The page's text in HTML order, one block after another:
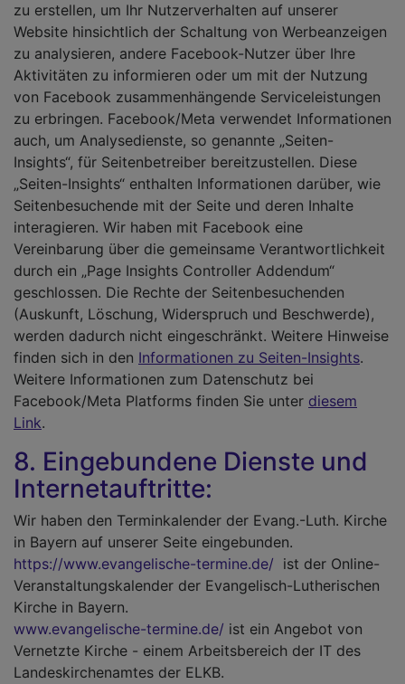
zu erstellen, um Ihr Nutzerverhalten auf unserer
Website hinsichtlich der Schaltung von Werbeanzeigen
zu analysieren, andere Facebook-Nutzer über Ihre
Aktivitäten zu informieren oder um mit der Nutzung
von Facebook zusammenhängende Serviceleistungen
zu erbringen. Facebook/Meta verwendet Informationen
auch, um Analysedienste, so genannte „Seiten-
Insights“, für Seitenbetreiber bereitzustellen. Diese
„Seiten-Insights“ enthalten Informationen darüber, wie
Seitenbesuchende mit der Seite und deren Inhalte
interagieren. Wir haben mit Facebook eine
Vereinbarung über die gemeinsame Verantwortlichkeit
durch ein „Page Insights Controller Addendum“
geschlossen. Die Rechte der Seitenbesuchenden
(Auskunft, Löschung, Widerspruch und Beschwerde),
werden dadurch nicht eingeschränkt. Weitere Hinweise
finden sich in den Informationen zu Seiten-Insights.
Weitere Informationen zum Datenschutz bei
Facebook/Meta Platforms finden Sie unter diesem
Link.
8. Eingebundene Dienste und
Internetauftritte:
Wir haben den Terminkalender der Evang.-Luth. Kirche
in Bayern auf unserer Seite eingebunden.
https://www.evangelische-termine.de/ ist der Online-
Veranstaltungskalender der Evangelisch-Lutherischen
Kirche in Bayern.
www.evangelische-termine.de/ ist ein Angebot von
Vernetzte Kirche - einem Arbeitsbereich der IT des
Landeskirchenamtes der ELKB.